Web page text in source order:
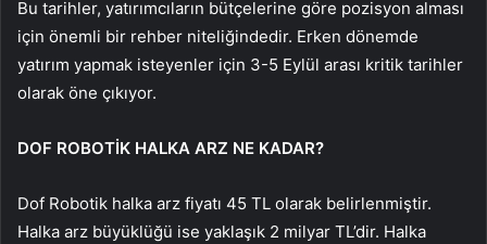
Bu tarihler, yatırımcıların bütçelerine göre pozisyon alması
için önemli bir rehber niteliğindedir. Erken dönemde
yatırım yapmak isteyenler için 3-5 Eylül arası kritik tarihler
olarak öne çıkıyor.
DOF ROBOTİK HALKA ARZ NE KADAR?
Dof Robotik halka arz fiyatı 45 TL olarak belirlenmiştir.
Halka arz büyüklüğü ise yaklaşık 2 milyar TL’dir. Halka